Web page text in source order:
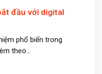
đầu với digital
phổ biến trong
theo...